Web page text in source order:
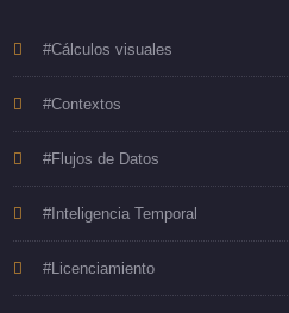
#Cálculos visuales
#Contextos
#Flujos de Datos
#Inteligencia Temporal
#Licenciamiento